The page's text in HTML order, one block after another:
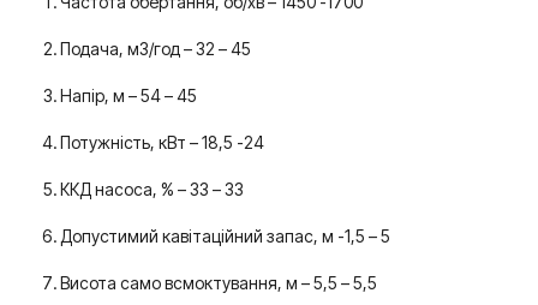
Подача, м3/год – 32 – 45
Напір, м – 54 – 45
Потужність, кВт – 18,5 -24
ККД насоса, % – 33 – 33
Допустимий кавітаційний запас, м -1,5 – 5
Висота само всмоктування, м – 5,5 – 5,5